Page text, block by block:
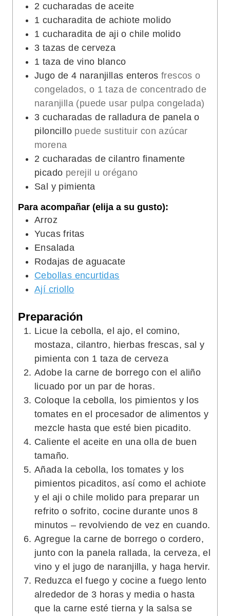
2 cucharadas de aceite
1 cucharadita de achiote molido
1 cucharadita de aji o chile molido
3 tazas de cerveza
1 taza de vino blanco
Jugo de 4 naranjillas enteros frescos o
congelados, o 1 taza de concentrado de
naranjilla (puede usar pulpa congelada)
3 cucharadas de ralladura de panela o
piloncillo puede sustituir con azúcar
morena
2 cucharadas de cilantro finamente
picado perejil u orégano
Sal y pimienta
Para acompañar (elija a su gusto):
Arroz
Yucas fritas
Ensalada
Rodajas de aguacate
Cebollas encurtidas
Ají criollo
Preparación
Licue la cebolla, el ajo, el comino,
mostaza, cilantro, hierbas frescas, sal y
pimienta con 1 taza de cerveza
Adobe la carne de borrego con el aliño
licuado por un par de horas.
Coloque la cebolla, los pimientos y los
tomates en el procesador de alimentos y
mezcle hasta que esté bien picadito.
Caliente el aceite en una olla de buen
tamaño.
Añada la cebolla, los tomates y los
pimientos picaditos, así como el achiote
y el aji o chile molido para preparar un
refrito o sofrito, cocine durante unos 8
minutos – revolviendo de vez en cuando.
Agregue la carne de borrego o cordero,
junto con la panela rallada, la cerveza, el
vino y el jugo de naranjilla, y haga hervir.
Reduzca el fuego y cocine a fuego lento
alrededor de 3 horas y media o hasta
que la carne esté tierna y la salsa se